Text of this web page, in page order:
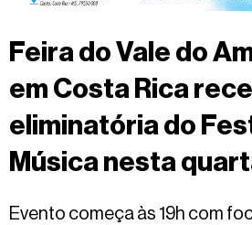
TV
MS
dia
Fale
Feira do Vale do
em Costa Rica
eliminatória do
Música nesta
Evento começa às 19h com